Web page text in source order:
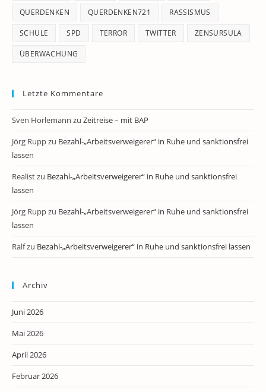
QUERDENKEN QUERDENKEN721 RASSISMUS
SCHULE SPD TERROR TWITTER ZENSURSULA
ÜBERWACHUNG
Letzte Kommentare
Sven Horlemann zu Zeitreise – mit BAP
Jörg Ruppzu Bezahl-„Arbeitsverweigerer“ in Ruhe und sanktionsfrei
lassen
Realistzu Bezahl-„Arbeitsverweigerer“ in Ruhe und sanktionsfrei
lassen
Jörg Ruppzu Bezahl-„Arbeitsverweigerer“ in Ruhe und sanktionsfrei
lassen
Ralfzu Bezahl-„Arbeitsverweigerer“ in Ruhe und sanktionsfrei lassen
Archiv
Juni 2026
Mai 2026
April 2026
Februar 2026